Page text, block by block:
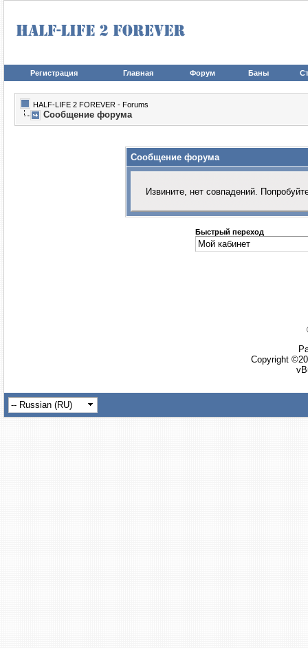
Регистрация Главная Форум Баны
HALF-LIFE 2 FOREVER - Forums
Сообщение форума
Сообщение форума
Извините, нет совпадений.
Быстрый переход
Copyright